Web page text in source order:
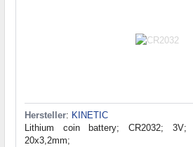
Hersteller: KINETIC
Lithium coin battery; CR2032; 3V;
20x3,2mm;